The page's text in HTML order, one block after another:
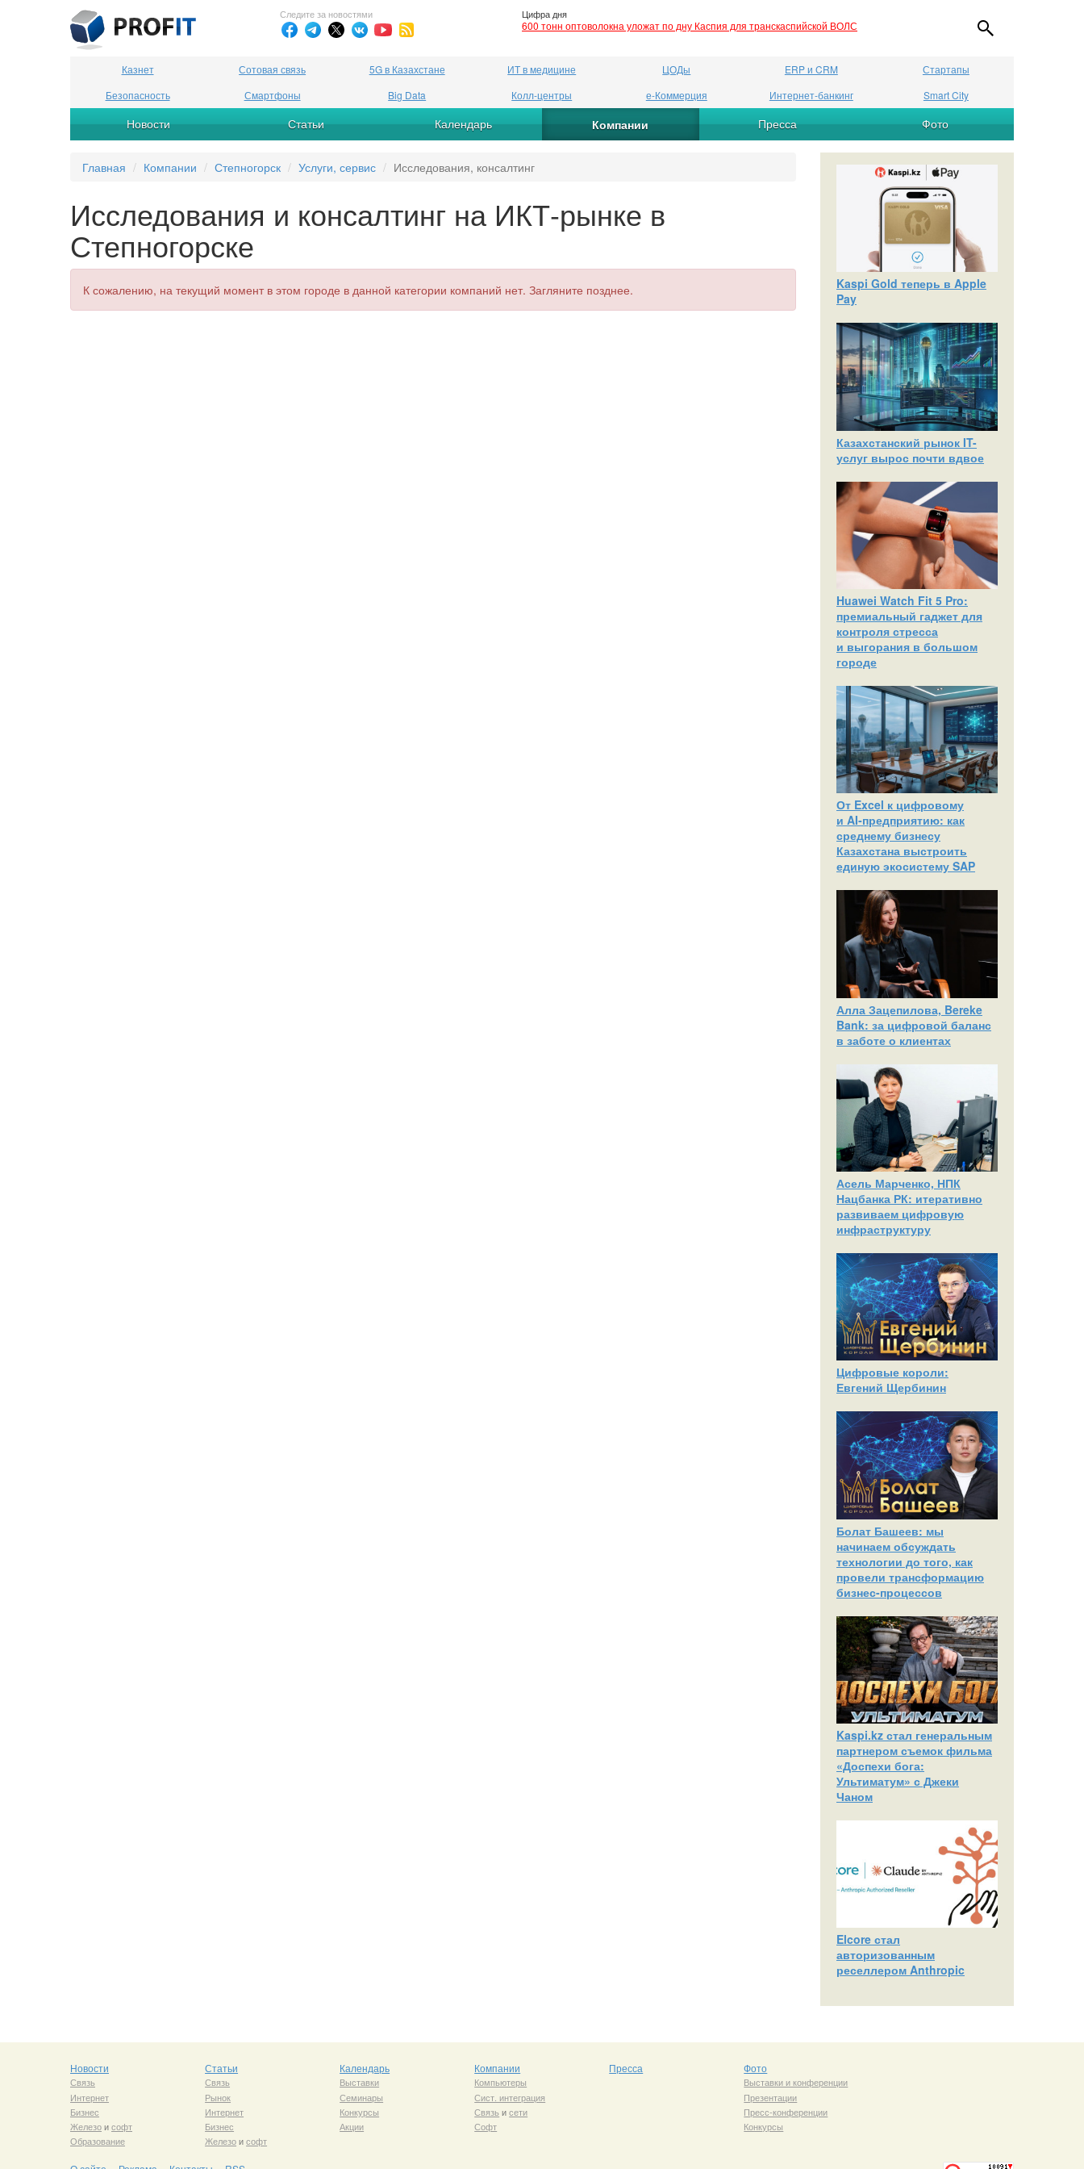
Следите за новостями Цифра дня
600 тонн оптоволокна уложат по дну Каспия для транскаспийской ВОЛС
Казнет Сотовая связь 5G в Казахстане ИТ в медицине ЦОДы ERP и CRM
Стартапы
Безопасность
Смартфоны Big Data Колл-центры е-Коммерция Интернет-банкинг Smart City
Новости Статьи Календарь Компании Пресса Фото
Главная Компании Степногорск Услуги, сервис Исследования, консалтинг
Исследования и консалтинг на ИКТ-рынке в
Степногорске
К сожалению, на текущий момент в этом городе в данной категории компаний нет. Загляните позднее.
Kaspi Gold теперь в Apple
Pay
Казахстанский рынок IT-
услуг вырос почти вдвое
Huawei Watch Fit 5 Pro:
премиальный гаджет для
контроля стресса
и выгорания в большом
городе
От Excel к цифровому
и AI‑предприятию: как
среднему бизнесу
Казахстана выстроить
единую экосистему SAP
Алла Зацепилова, Bereke
Bank: за цифровой баланс
в заботе о клиентах
Асель Марченко, НПК
Нацбанка РК: итеративно
развиваем цифровую
инфраструктуру
Цифровые короли:
Евгений Щербинин
Болат Башеев: мы
начинаем обсуждать
технологии до того, как
провели трансформацию
бизнес-процессов
Kaspi.kz стал генеральным
партнером съемок фильма
«Доспехи бога:
Ультиматум» с Джеки
Чаном
Elcore стал
авторизованным
реселлером Anthropic
Новости
Связь
Интернет
Бизнес
Железоисофт
Образование
Статьи
Связь
Рынок
Интернет
Бизнес
Железоисофт
Календарь
Выставки
Семинары
Конкурсы
Акции
Компании
Компьютеры
Сист. интеграция
Связь исети
Софт
Пресса Фото
Выставки и конференции
Презентации
Пресс-конференции
Конкурсы